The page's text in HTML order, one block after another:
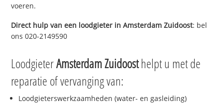
voeren.
Direct hulp van een loodgieter inAmsterdam Zuidoost: bel
ons 020-2149590
LoodgieterAmsterdam Zuidoosthelpt u met de
reparatie of vervanging van:
Loodgieterswerkzaamheden (water- en gasleiding)